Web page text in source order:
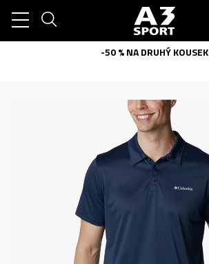
-50 % NA DRUHÝ KOUSEK